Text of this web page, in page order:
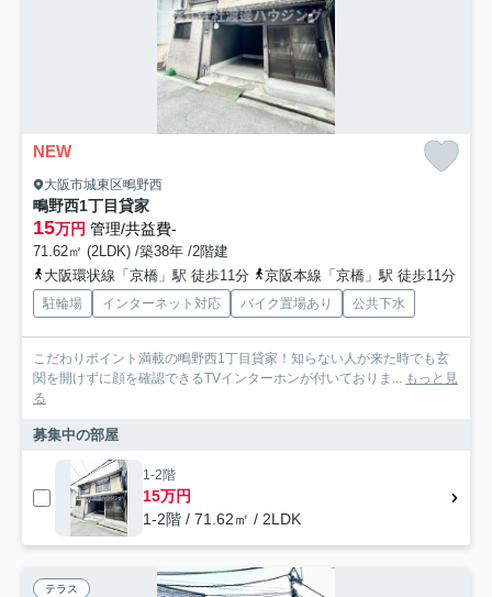
NEW
大阪市城東区鴫野西
鴫野西1丁目貸家
15万円 管理/共益費-
71.62㎡ (2LDK) /築38年 /2階建
大阪環状線「京橋」駅 徒歩11分
京阪本線「京橋」駅 徒歩11分
駐輪場 インターネット対応 バイク置場あり 公共下水
こだわりポイント満載の鴫野西1丁目貸家！知らない人が来た時でも玄
関を開けずに顔を確認できるTVインターホンが付いておりま... もっと見
る
募集中の部屋
1-2階
15万円
1-2階 / 71.62㎡ / 2LDK
テラス